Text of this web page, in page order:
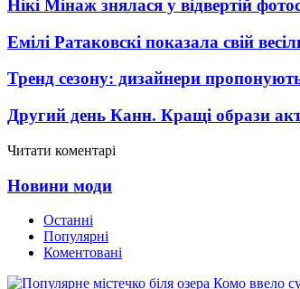
Нікі Мінаж знялася у відвертій
Емілі Ратаковскі показала свій
Тренд сезону: дизайнери
Другий день Канн. Кращі образи
Читати коментарі
Новини моди
Останні
Популярні
Коментовані